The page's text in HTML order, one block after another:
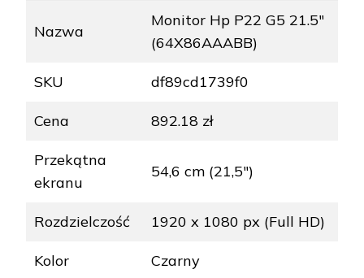
Nazwa
Monitor Hp P22 G5 21.5"
(64X86AAABB)
SKU df89cd1739f0
Cena 892.18 zł
Przekątna
ekranu
54,6 cm (21,5")
Rozdzielczość 1920 x 1080 px (Full HD)
Kolor Czarny